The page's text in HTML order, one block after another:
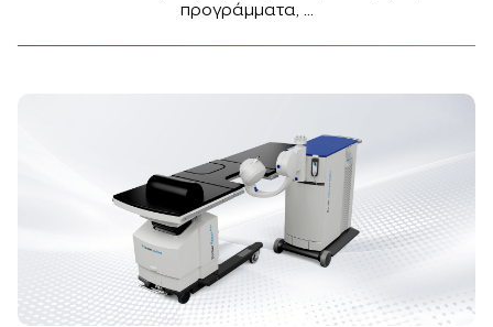
προγράμματα, ...